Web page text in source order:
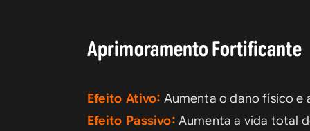
Aprimoramento Fortificante
Efeito Ativo: Aumenta o dano físico e
Efeito Passivo: Aumenta a vida total